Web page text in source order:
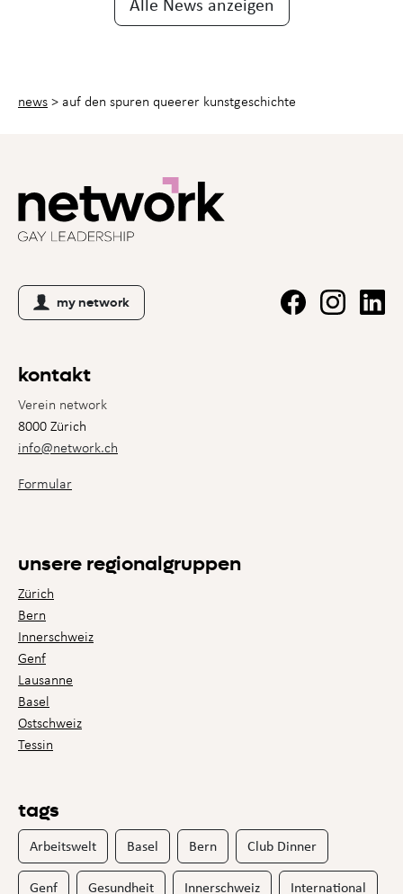
news > auf den spuren queerer kunstgeschichte
my network
kontakt
Verein network
8000 Zürich
info@network.ch
Formular
unsere regionalgruppen
Zürich
Bern
Innerschweiz
Genf
Lausanne
Basel
Ostschweiz
Tessin
tags
Arbeitswelt Basel Bern Club Dinner
Genf Gesundheit Innerschweiz International